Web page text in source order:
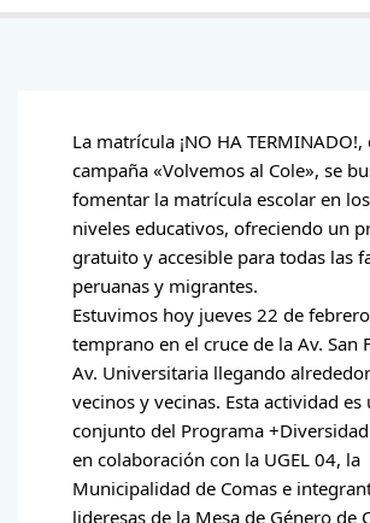
La matrícula ¡NO HA TERMINADO!,
campaña «Volvemos al Cole», se
fomentar la matrícula escolar en
niveles educativos, ofreciendo un
gratuito y accesible para todas las
peruanas y migrantes.
Estuvimos hoy jueves 22 de
temprano en el cruce de la Av. San
Av. Universitaria llegando
vecinos y vecinas. Esta actividad es
conjunto del Programa +Diversidad
en colaboración con la UGEL 04, la
Municipalidad de Comas e
lideresas de la Mesa de Género de